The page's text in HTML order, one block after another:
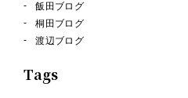
飯田ブログ
桐田ブログ
渡辺ブログ
Tags